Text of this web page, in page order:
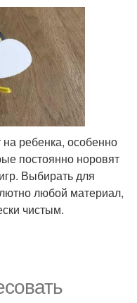
ребенка, особенно
постоянно норовят
Выбирать для
любой материал,
чистым.